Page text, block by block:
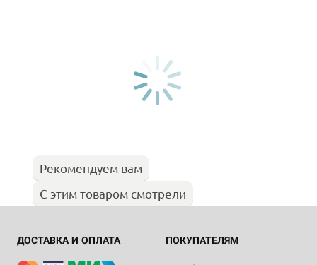
Рекомендуем вам
С этим товаром смотрели
ДОСТАВКА И ОПЛАТА ПОКУПАТЕЛЯМ